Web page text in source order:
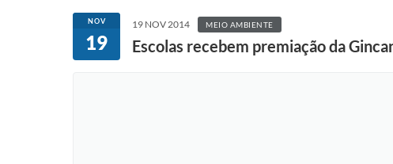
NOV
19
19 NOV 2014 MEIO AMBIENTE
Escolas recebem premiação da